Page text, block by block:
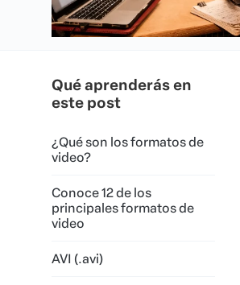
Qué aprenderás en
este post
¿Qué son los formatos de
video?
Conoce 12 de los
principales formatos de
video
AVI (.avi)